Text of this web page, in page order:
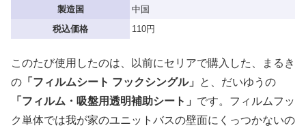
製造国
中国
税込価格
110円
このたび使用したのは、以前にセリアで購入した、まるき
の 「フィルムシート フックシングル」
と、だいゆうの
「フィルム・吸盤用透明補助シート」 です。フィルムフッ
ク単体では我が家のユニットバスの壁面にくっつかないの